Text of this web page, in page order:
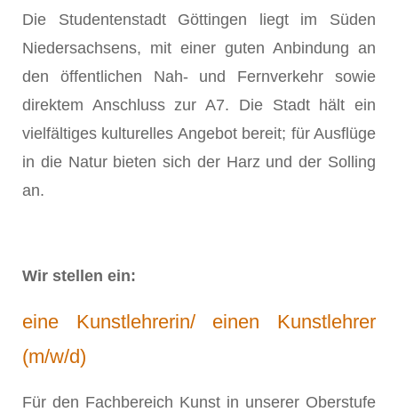
Die Studentenstadt Göttingen liegt im Süden
Niedersachsens, mit einer guten Anbindung an
den öffentlichen Nah- und Fernverkehr sowie
direktem Anschluss zur A7. Die Stadt hält ein
vielfältiges kulturelles Angebot bereit; für Ausflüge
in die Natur bieten sich der Harz und der Solling
an.
Wir stellen ein:
eine Kunstlehrerin/ einen Kunstlehrer
(m/w/d)
Für den Fachbereich Kunst in unserer Oberstufe